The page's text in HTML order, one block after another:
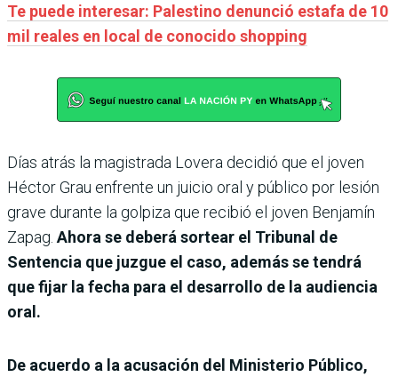
Te puede interesar: Palestino denunció estafa de 10
mil reales en local de conocido shopping
Días atrás la magistrada Lovera decidió que el joven
Héctor Grau enfrente un juicio oral y público por lesión
grave durante la golpiza que recibió el joven Benjamín
Zapag. Ahora se deberá sortear el Tribunal de
Sentencia que juzgue el caso, además se tendrá
que fijar la fecha para el desarrollo de la audiencia
oral.
De acuerdo a la acusación del Ministerio Público,